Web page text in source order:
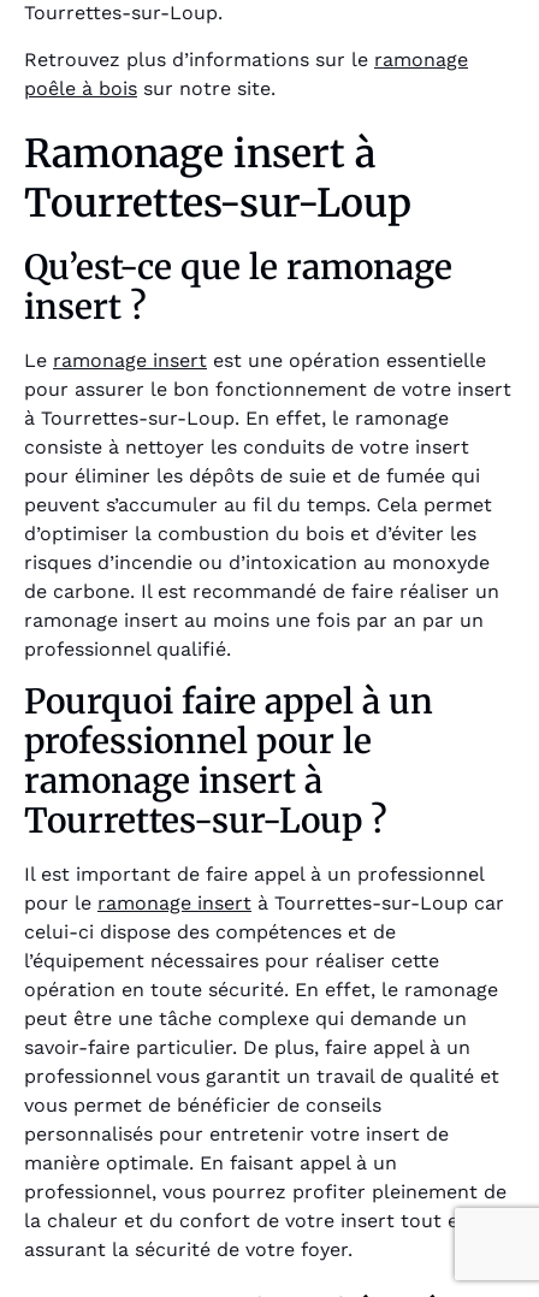
Tourrettes-sur-Loup.
Retrouvez plus d’informations sur le ramonage
poêle à bois sur notre site.
Ramonage insert à
Tourrettes-sur-Loup
Qu’est-ce que le ramonage
insert ?
Le ramonage insert est une opération essentielle
pour assurer le bon fonctionnement de votre insert
à Tourrettes-sur-Loup. En effet, le ramonage
consiste à nettoyer les conduits de votre insert
pour éliminer les dépôts de suie et de fumée qui
peuvent s’accumuler au fil du temps. Cela permet
d’optimiser la combustion du bois et d’éviter les
risques d’incendie ou d’intoxication au monoxyde
de carbone. Il est recommandé de faire réaliser un
ramonage insert au moins une fois par an par un
professionnel qualifié.
Pourquoi faire appel à un
professionnel pour le
ramonage insert à
Tourrettes-sur-Loup ?
Il est important de faire appel à un professionnel
pour le ramonage insert à Tourrettes-sur-Loup car
celui-ci dispose des compétences et de
l’équipement nécessaires pour réaliser cette
opération en toute sécurité. En effet, le ramonage
peut être une tâche complexe qui demande un
savoir-faire particulier. De plus, faire appel à un
professionnel vous garantit un travail de qualité et
vous permet de bénéficier de conseils
personnalisés pour entretenir votre insert de
manière optimale. En faisant appel à un
professionnel, vous pourrez profiter pleinement de
la chaleur et du confort de votre insert tout en
assurant la sécurité de votre foyer.